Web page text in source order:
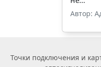
Автор:
Точки подключения и